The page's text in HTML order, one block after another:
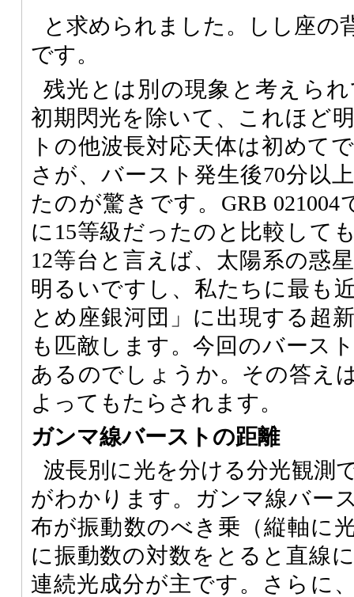
と求められました。しし座の
です。
残光とは別の現象と考えられ
初期閃光を除いて、これほど
トの他波長対応天体は初めて
さが、バースト発生後70分以
たのが驚きです。GRB
に15等級だったのと比較して
12等台と言えば、太陽系の惑
明るいですし、私たちに最も
とめ座銀河団」に出現する超
も匹敵します。今回のバース
あるのでしょうか。その答え
よってもたらされます。
ガンマ線バーストの距離
波長別に光を分ける分光観測
がわかります。ガンマ線バー
布が振動数のべき乗（縦軸に
に振動数の対数をとると直線
連続光成分が主です。さらに